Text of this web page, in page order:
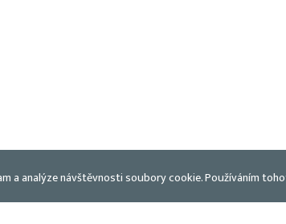
a analýze návštěvnosti soubory cookie. Používáním